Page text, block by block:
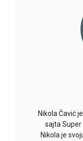
Nikola Čavić
sajta Super
Nikola je